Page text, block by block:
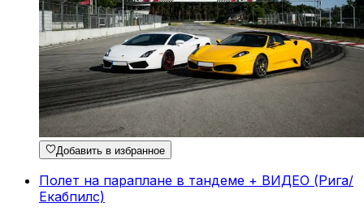
Добавить в избранное
Полет на параплане в тандеме + ВИДЕО (Рига/
Екабпилс)